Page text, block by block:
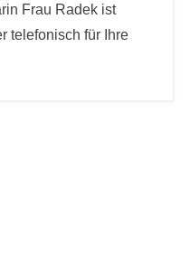
Frau Radek ist
telefonisch für Ihre